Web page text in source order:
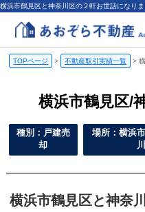
TOPページ > 不動産取引実績一覧 >
横浜市鶴見区/
種別：戸建売
却
場所：横浜
横浜市鶴見区と神奈